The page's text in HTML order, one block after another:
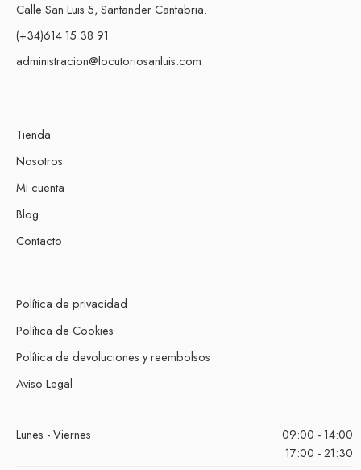
Calle San Luis 5, Santander Cantabria.
(+34)614 15 38 91
administracion@locutoriosanluis.com
Tienda
Nosotros
Mi cuenta
Blog
Contacto
Política de privacidad
Política de Cookies
Política de devoluciones y reembolsos
Aviso Legal
Lunes - Viernes
09:00 - 14:00
17:00 - 21:30